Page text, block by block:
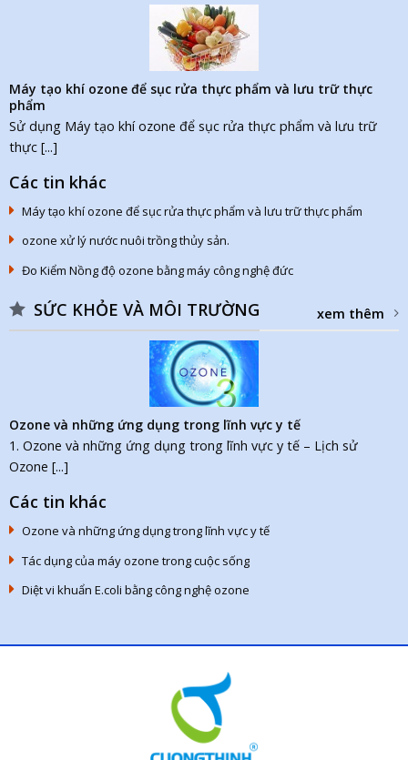
Máy tạo khí ozone để sục rửa thực phẩm và lưu trữ thực
phẩm
Sử dụng Máy tạo khí ozone để sục rửa thực phẩm và lưu trữ
thực [...]
Các tin khác
Máy tạo khí ozone để sục rửa thực phẩm và lưu trữ thực phẩm
ozone xử lý nước nuôi trồng thủy sản.
Đo Kiểm Nồng độ ozone bằng máy công nghệ đức
SỨC KHỎE VÀ MÔI TRƯỜNG xem thêm
Ozone và những ứng dụng trong lĩnh vực y tế
1. Ozone và những ứng dụng trong lĩnh vực y tế – Lịch sử
Ozone [...]
Các tin khác
Ozone và những ứng dụng trong lĩnh vực y tế
Tác dụng của máy ozone trong cuộc sống
Diệt vi khuẩn E.coli bằng công nghệ ozone